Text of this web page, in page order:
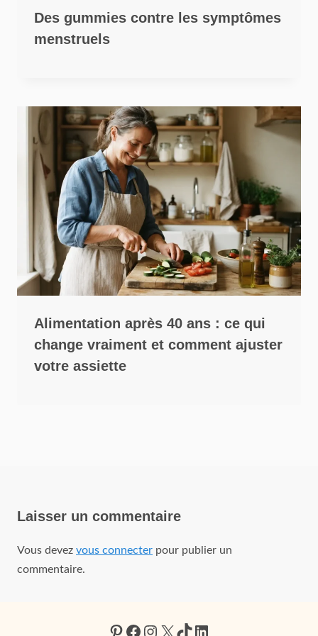
Des gummies contre les symptômes
menstruels
Alimentation après 40 ans : ce qui
change vraiment et comment ajuster
votre assiette
Laisser un commentaire
Vous devez vous connecter pour publier un
commentaire.
Pinterest
Facebook
Instagram
X TikTokLinkedIn